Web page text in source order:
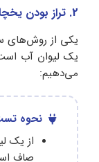
2. تراز بودن یخچال را با یک لیوان آب امتحان کنید
یکی از روش‌های
یک لیوان آب
می‌دهیم:
نحوه
از یک
صاف